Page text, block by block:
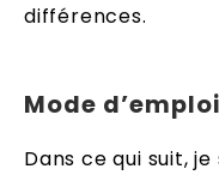
différences.
Mode
Dans ce qui suit,